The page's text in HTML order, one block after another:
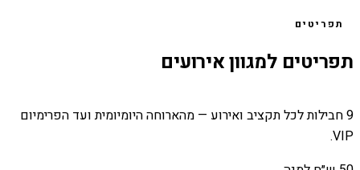
תפריטים
תפריטים למגוון אירועים
9 חבילות לכל תקציב ואירוע — מהארוחה היומיומית ועד הפרימיום
VIP.